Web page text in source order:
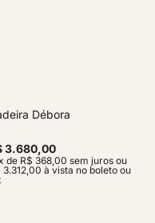
Débora
3.680,00
de R$ 368,00 sem juros ou
3.312,00 à vista no boleto ou